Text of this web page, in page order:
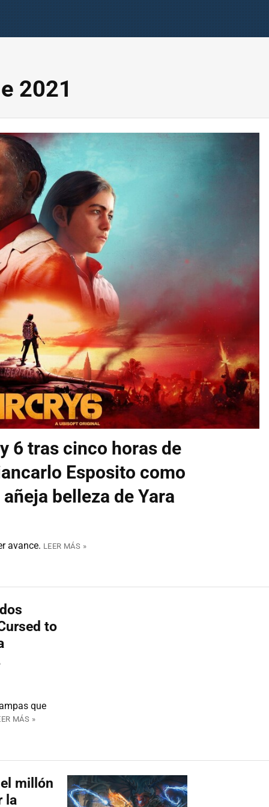
2021
6 tras cinco horas de
Esposito como
belleza de Yara
avance. LEER MÁS »
to
que
MÁS »
millón
la